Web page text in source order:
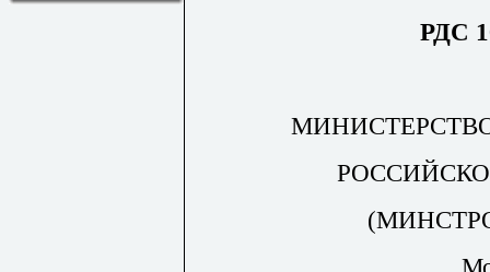
РДС